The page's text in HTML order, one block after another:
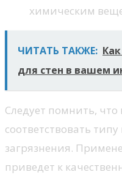
химическим
ЧИТАТЬ ТАКЖЕ:
для стен в вашем
Следует помнить,
соответствовать
загрязнения.
приведет к